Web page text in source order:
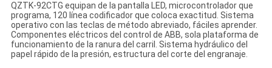
QZTK-92CTG equipan de la pantalla LED, microcontrolador que
programa, 120 línea codificador que coloca exactitud. Sistema
operativo con las teclas de método abreviado, fáciles aprender.
Componentes eléctricos del control de ABB, sola plataforma de
funcionamiento de la ranura del carril. Sistema hydráulico del
papel rápido de la presión, estructura del corte del engranaje.